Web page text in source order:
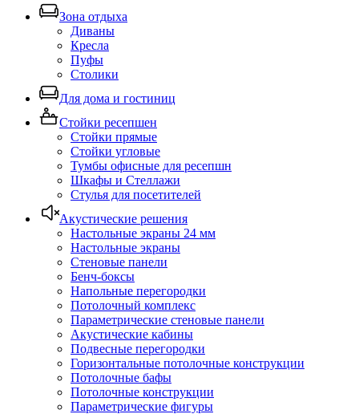
Зона отдыха
Диваны
Кресла
Пуфы
Столики
Для дома и гостиниц
Стойки ресепшен
Стойки прямые
Стойки угловые
Тумбы офисные для ресепшн
Шкафы и Стеллажи
Стулья для посетителей
Акустические решения
Настольные экраны 24 мм
Настольные экраны
Стеновые панели
Бенч-боксы
Напольные перегородки
Потолочный комплекс
Параметрические стеновые панели
Акустические кабины
Подвесные перегородки
Горизонтальные потолочные конструкции
Потолочные бафы
Потолочные конструкции
Параметрические фигуры